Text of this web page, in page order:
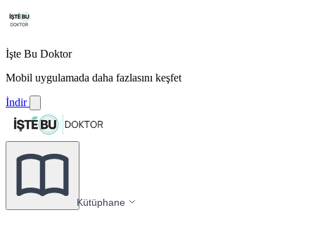
İşte Bu Doktor
Mobil uygulamada daha fazlasını keşfet
İndir
Kütüphane